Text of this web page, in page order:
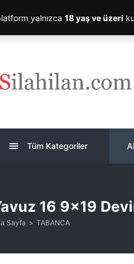
Tüm Kategoriler
16 9×19
Sayfa TABANCA
yalnızca 18 yaş ve üzeri